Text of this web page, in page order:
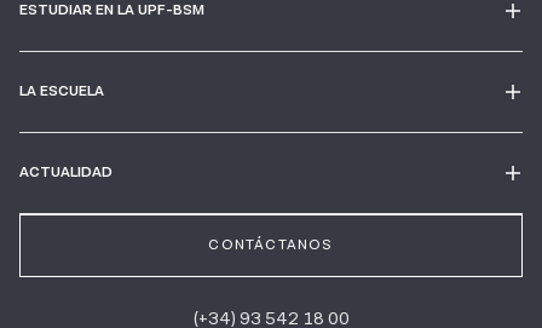
ESTUDIAR EN LA UPF-BSM
LA ESCUELA
ACTUALIDAD
CONTÁCTANOS
(+34) 93 542 18 00